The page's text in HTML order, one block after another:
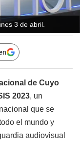
3 de abril.
de Cuyo
2023, un
que se
el mundo y
audiovisual